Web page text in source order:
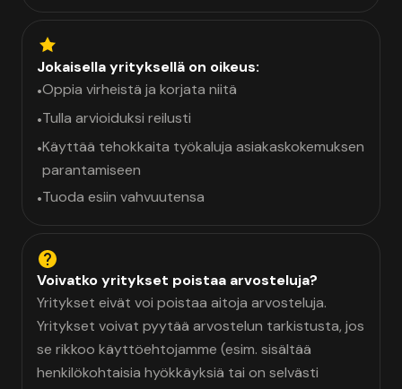
Jokaisella yrityksellä on oikeus:
•Oppia virheistä ja korjata niitä
•Tulla arvioiduksi reilusti
•Käyttää tehokkaita työkaluja asiakaskokemuksen
parantamiseen
•Tuoda esiin vahvuutensa
Voivatko yritykset poistaa arvosteluja?
Yritykset eivät voi poistaa aitoja arvosteluja.
Yritykset voivat pyytää arvostelun tarkistusta, jos
se rikkoo käyttöehtojamme (esim. sisältää
henkilökohtaisia hyökkäyksiä tai on selvästi